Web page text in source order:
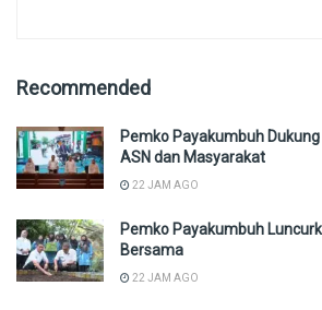
Recommended
Pemko Payakumbuh
ASN dan Masyarakat
22 JAM AGO
Pemko Payakumbuh
Bersama
22 JAM AGO